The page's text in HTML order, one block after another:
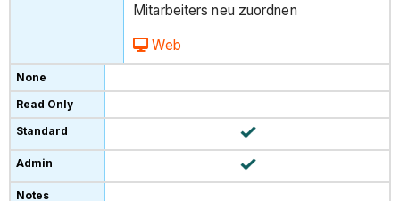
Mitarbeiters neu zuordnen
Web